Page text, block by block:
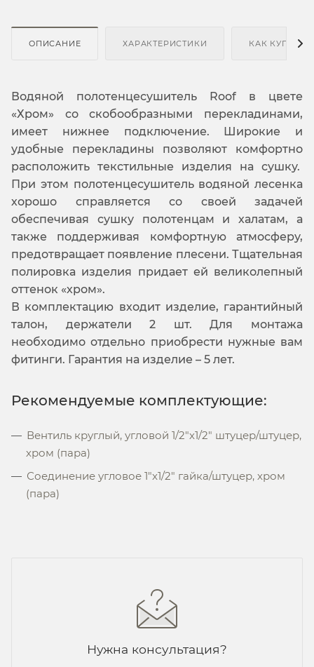
ОПИСАНИЕ ХАРАКТЕРИСТИКИ КАК КУПИТЬ
Водяной полотенцесушитель Roof в цвете
«Хром» со скобообразными перекладинами,
имеет нижнее подключение. Широкие и
удобные перекладины позволяют комфортно
расположить текстильные изделия на сушку.
При этом полотенцесушитель водяной лесенка
хорошо справляется со своей задачей
обеспечивая сушку полотенцам и халатам, а
также поддерживая комфортную атмосферу,
предотвращает появление плесени. Тщательная
полировка изделия придает ей великолепный
оттенок «хром».
В комплектацию входит изделие, гарантийный
талон, держатели 2 шт. Для монтажа
необходимо отдельно приобрести нужные вам
фитинги. Гарантия на изделие – 5 лет.
Рекомендуемые комплектующие:
Вентиль круглый, угловой 1/2"х1/2" штуцер/штуцер,
хром (пара)
Соединение угловое 1"x1/2" гайка/штуцер, хром
(пара)
Нужна консультация?